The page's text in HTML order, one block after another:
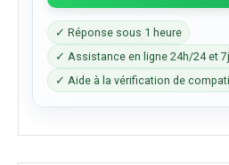
✓ Réponse sous 1 heure
✓ Assistance en ligne 24h/24 et
✓ Aide à la vérification de